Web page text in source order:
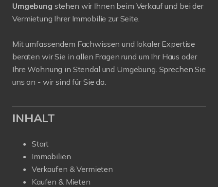
Umgebung stehen wir Ihnen beim Verkauf und bei der
Vermietung Ihrer Immobilie zur Seite.
Mit umfassendem Fachwissen und lokaler Expertise
beraten wir Sie in allen Fragen rund um Ihr Haus oder
Ihre Wohnung in Stendal und Umgebung. Sprechen Sie
uns an - wir sind für Sie da.
INHALT
Start
Immobilien
Verkaufen & Vermieten
Kaufen & Mieten